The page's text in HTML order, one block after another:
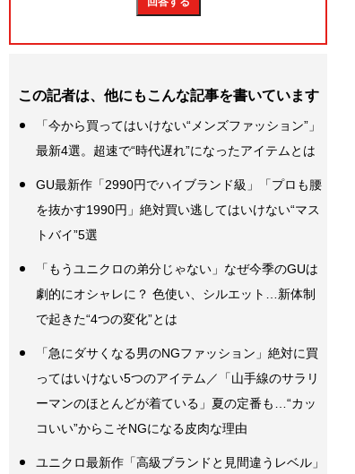
この記者は、他にもこんな記事を書いています
「今から買ってはいけない“メンズファッション”」
最新4選。超速で“時代遅れ”になったアイテムとは
GU最新作「2990円でハイブランド級」「プロも腰
を抜かす1990円」絶対買い逃してはいけない“マス
トバイ”5選
「もうユニクロの弟分じゃない」なぜ今季のGUは
劇的にオシャレに？ 色使い、シルエット…新体制
で起きた“4つの変化”とは
「急にダサくなる男のNGファッション」絶対に買
ってはいけない5つのアイテム／「山手線のサラリ
ーマンのほとんどが着ている」夏の定番も…“カッ
コいい”からこそNGになる皮肉な理由
ユニクロ最新作「高級ブランドと見間違うレベル」